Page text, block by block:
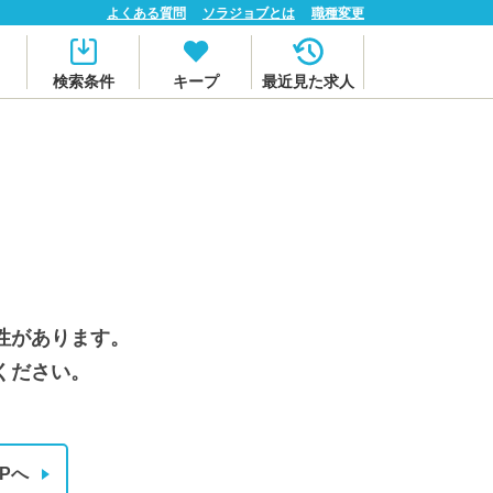
よくある質問 ソラジョブとは 職種変更
検索条件 キープ 最近見た求人
あります。
さい。
へ